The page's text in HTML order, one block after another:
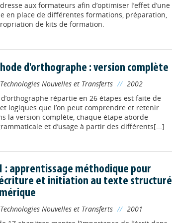
aux formateurs afin d’optimiser l’effet d’une
en place de différentes formations, préparation,
de kits de formation.
d'orthographe : version complète
Technologies Nouvelles et Transferts // 2002
répartie en 26 étapes est faite de
logiques que l’on peut comprendre et retenir
la version complète, chaque étape aborde
et d’usage à partir des différents[...]
: apprentissage méthodique pour
et initiation au texte structuré
Technologies Nouvelles et Transferts // 2001